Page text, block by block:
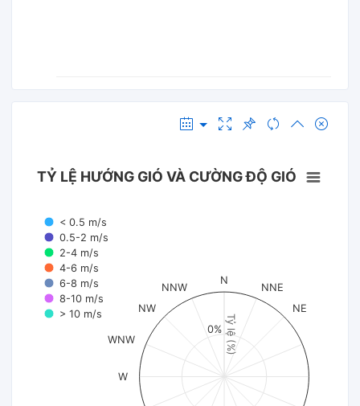
Tỷ lệ (%)
TỶ LỆ HƯỚNG GIÓ VÀ CƯỜNG ĐỘ GIÓ
< 0.5 m/s
0.5-2 m/s
2-4 m/s
4-6 m/s
6-8 m/s
8-10 m/s
> 10 m/s
N
NNE
NE
W
WNW
NW
NNW
0%